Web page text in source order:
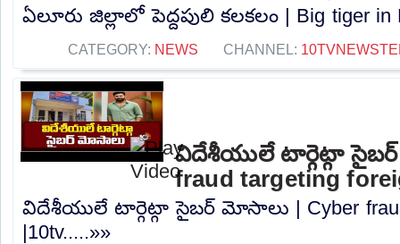
ఏలూరు జిల్లాలో పెద్దపులి కలకలం | Big tiger in
CATEGORY: NEWS CHANNEL:
విదేశీయులే టార్గెట్గా
fraud targeting
విదేశీయులే టార్గెట్గా సైబర్ మోసాలు | Cyber ​​fraud
|10tv.....»»